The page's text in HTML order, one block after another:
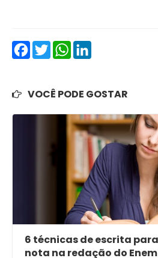
FacebookTwitterWhatsApp
VOCÊ PODE GOSTAR
6 técnicas de escrita
nota na redação do Enem